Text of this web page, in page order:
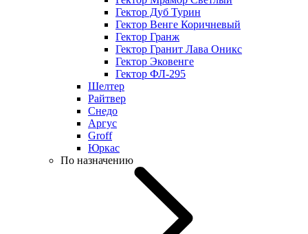
Гектор Дуб Турин
Гектор Венге Коричневый
Гектор Гранж
Гектор Гранит Лава Оникс
Гектор Эковенге
Гектор ФЛ-295
Шелтер
Райтвер
Снедо
Аргус
Groff
Юркас
По назначению